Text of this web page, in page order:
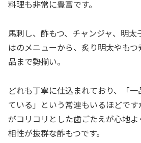
料理も非常に豊富です。
馬刺し、酢もつ、チャンジャ、明
はのメニューから、炙り明太やも
品まで勢揃い。
どれも丁寧に仕込まれており、「
ている」という常連もいるほどで
がコリコリとした歯ごたえが心地
相性が抜群な酢もつです。